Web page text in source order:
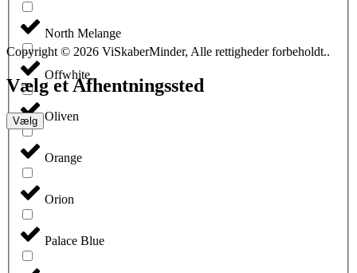
North Melange
Offwhite
Oliven
Orange
Orion
Palace Blue
Copyright © 2026 ViSkaberMinder, Alle rettigheder forbeholdt..
Vælg et Afhentningssted
Vælg